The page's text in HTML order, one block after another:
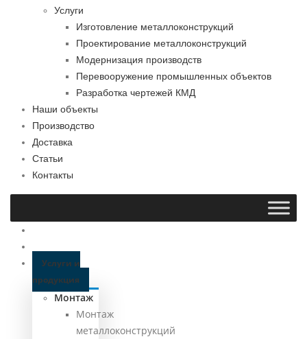
Услуги
Изготовление металлоконструкций
Проектирование металлоконструкций
Модернизация производств
Перевооружение промышленных объектов
Разработка чертежей КМД
Наши объекты
Производство
Доставка
Статьи
Контакты
Услуги и
продукция
Монтаж
Монтаж
металлоконструкций